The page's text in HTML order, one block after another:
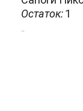
Остаток:1